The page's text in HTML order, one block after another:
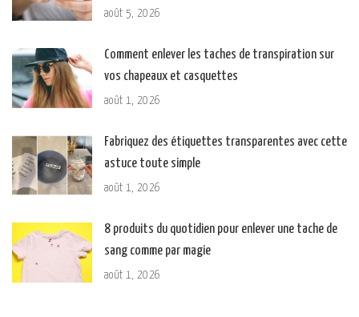
août 5, 2026
Comment enlever les taches de transpiration sur
vos chapeaux et casquettes
août 1, 2026
Fabriquez des étiquettes transparentes avec cette
astuce toute simple
août 1, 2026
8 produits du quotidien pour enlever une tache de
sang comme par magie
août 1, 2026